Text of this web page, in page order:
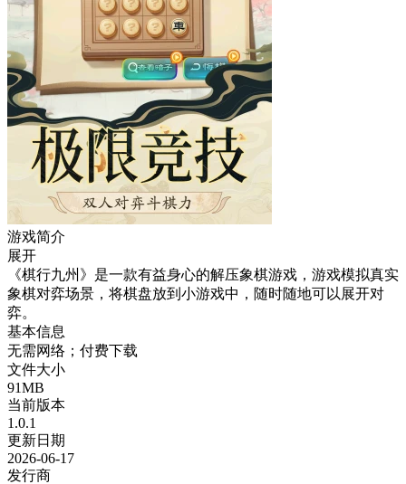
游戏简介
展开
《棋行九州》是一款有益身心的解压象棋游戏，游戏模拟真实
象棋对弈场景，将棋盘放到小游戏中，随时随地可以展开对
弈。
基本信息
无需网络；付费下载
文件大小
91MB
当前版本
1.0.1
更新日期
2026-06-17
发行商